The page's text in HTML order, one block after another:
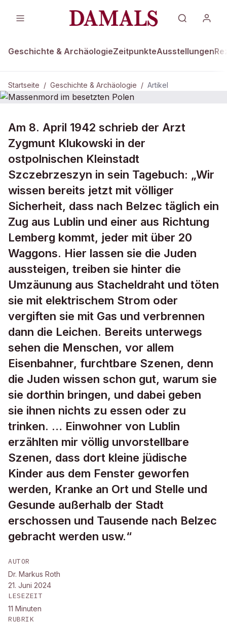
Geschichte & ArchäologieZeitpunkteAusstellungen
Startseite / Geschichte & Archäologie / Artikel
GESCHICHTE & ARCHÄOLOGIE
Massenmord im besetzten Polen
Am 8. April 1942 schrieb der Arzt
Zygmunt Klukowski in der
ostpolnischen Kleinstadt
Szczebrzeszyn in sein Tagebuch: „Wir
wissen bereits jetzt mit völliger
Sicherheit, dass nach Belzec täglich ein
Zug aus Lublin und einer aus Richtung
Lemberg kommt, jeder mit über 20
Waggons. Hier lassen sie die Juden
aussteigen, treiben sie hinter die
Umzäunung aus Stacheldraht und töten
sie mit elektrischem Strom oder
vergiften sie mit Gas und verbrennen
dann die Leichen. Bereits unterwegs
sehen die Menschen, vor allem
Eisenbahner, furchtbare Szenen, denn
die Juden wissen schon gut, warum sie
sie dorthin bringen, und dabei geben
sie ihnen nichts zu essen oder zu
trinken. … Einwohner von Lublin
erzählten mir völlig unvorstellbare
Szenen, dass dort kleine jüdische
Kinder aus dem Fenster geworfen
werden, Kranke an Ort und Stelle und
Gesunde außerhalb der Stadt
erschossen und Tausende nach Belzec
gebracht werden usw.“
AUTOR
Dr. Markus Roth
21. Juni 2024
LESEZEIT
11 Minuten
RUBRIK